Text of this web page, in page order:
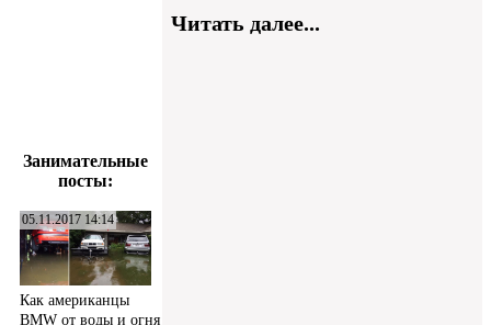
Занимательные
посты:
05.11.2017 14:14
Как американцы
BMW от воды и огня
Читать далее...